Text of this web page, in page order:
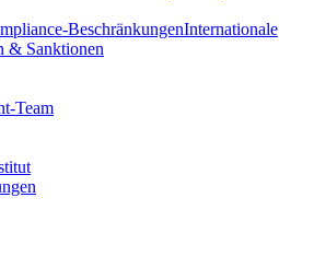
BeschränkungenInternationale
& Sanktionen
Team